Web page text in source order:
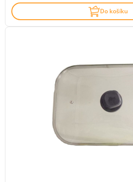
Do košíku